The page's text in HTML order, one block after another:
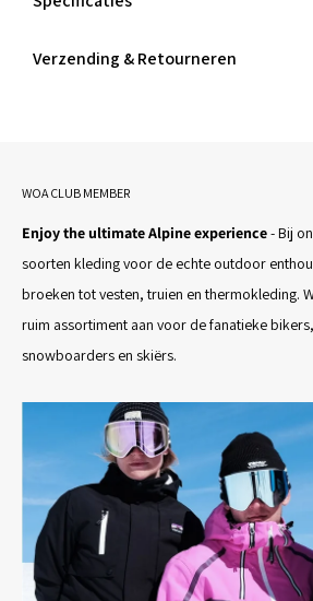
Verzending & Retourneren
WOA CLUB MEMBER
Enjoy the ultimate Alpine experience- Bij
soorten kleding voor de echte outdoor
broeken tot vesten, truien en thermokleding.
ruim assortiment aan voor de fanatieke
snowboarders en skiërs.